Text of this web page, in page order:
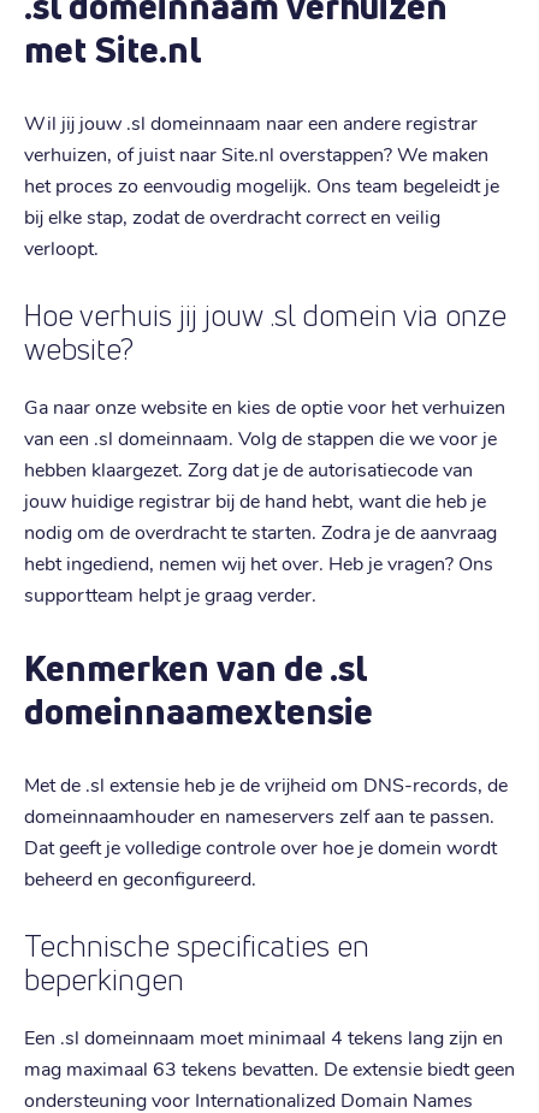
met Site.nl
Wil jij jouw .sl domeinnaam naar een andere registrar
verhuizen, of juist naar Site.nl overstappen? We maken
het proces zo eenvoudig mogelijk. Ons team begeleidt je
bij elke stap, zodat de overdracht correct en veilig
verloopt.
Hoe verhuis jij jouw .sl domein via onze
website?
Ga naar onze website en kies de optie voor het verhuizen
van een .sl domeinnaam. Volg de stappen die we voor je
hebben klaargezet. Zorg dat je de autorisatiecode van
jouw huidige registrar bij de hand hebt, want die heb je
nodig om de overdracht te starten. Zodra je de aanvraag
hebt ingediend, nemen wij het over. Heb je vragen? Ons
supportteam helpt je graag verder.
Kenmerken van de .sl
domeinnaamextensie
Met de .sl extensie heb je de vrijheid om DNS-records, de
domeinnaamhouder en nameservers zelf aan te passen.
Dat geeft je volledige controle over hoe je domein wordt
beheerd en geconfigureerd.
Technische specificaties en
beperkingen
Een .sl domeinnaam moet minimaal 4 tekens lang zijn en
mag maximaal 63 tekens bevatten. De extensie biedt geen
ondersteuning voor Internationalized Domain Names